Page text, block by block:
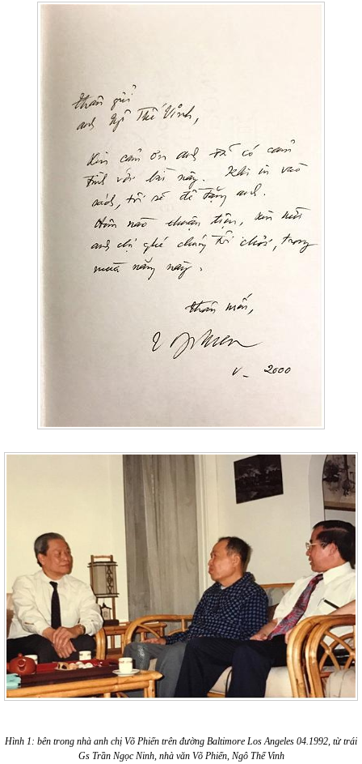
Hình 1: bên trong nhà anh chị Võ Phiến trên đường Baltimore Los Angeles 04.1992, từ trái
Gs Trần Ngọc Ninh, nhà văn Võ Phiến, Ngô Thế Vinh